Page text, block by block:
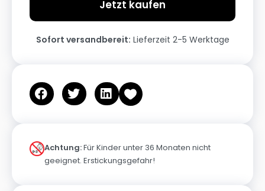
Jetzt kaufen
Sofort versandbereit: Lieferzeit 2-5 Werktage
Achtung:Für Kinder unter 36 Monaten nicht
geeignet. Erstickungsgefahr!